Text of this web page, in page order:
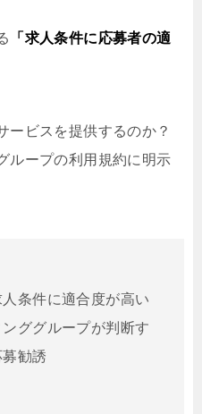
「求人条件に応募者の適
ービスを提供するのか？
ループの利用規約に明示
条件に適合度が高い
ググループが判断す
勧誘